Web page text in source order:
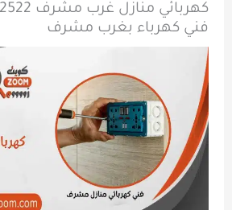
فني كهرباء بغرب مشرف